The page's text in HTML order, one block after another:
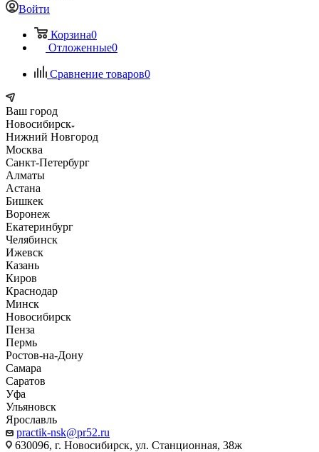
Войти
Корзина0
Отложенные0
Сравнение товаров0
Ваш город
Новосибирск
Нижний Новгород
Москва
Санкт-Петербург
Алматы
Астана
Бишкек
Воронеж
Екатеринбург
Челябинск
Ижевск
Казань
Киров
Краснодар
Минск
Новосибирск
Пенза
Пермь
Ростов-на-Дону
Самара
Саратов
Уфа
Ульяновск
Ярославль
practik-nsk@pr52.ru
630096, г. Новосибирск, ул. Станционная, 38ж